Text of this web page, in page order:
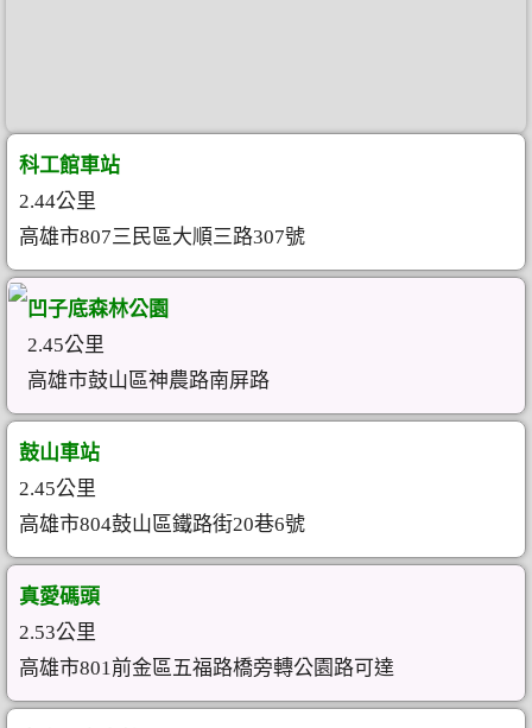
科工館車站
2.44公里
高雄市807三民區大順三路307號
凹子底森林公園
2.45公里
高雄市鼓山區神農路南屏路
鼓山車站
2.45公里
高雄市804鼓山區鐵路街20巷6號
真愛碼頭
2.53公里
高雄市801前金區五福路橋旁轉公園路可達